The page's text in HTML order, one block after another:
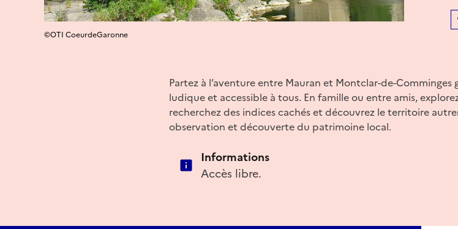
©OTI CoeurdeGaronne
Partez à l’aventure entre Mauran et Montclar-de-
ludique et accessible à tous. En famille ou entre amis,
recherchez des indices cachés et découvrez le territoire
observation et découverte du patrimoine local.
Informations
Accès libre.